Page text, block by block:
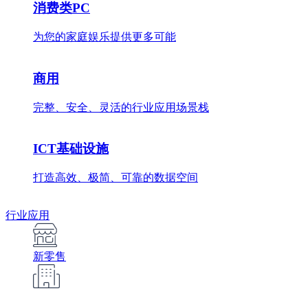
消费类PC
为您的家庭娱乐提供更多可能
商用
完整、安全、灵活的行业应用场景栈
ICT基础设施
打造高效、极简、可靠的数据空间
行业应用
新零售